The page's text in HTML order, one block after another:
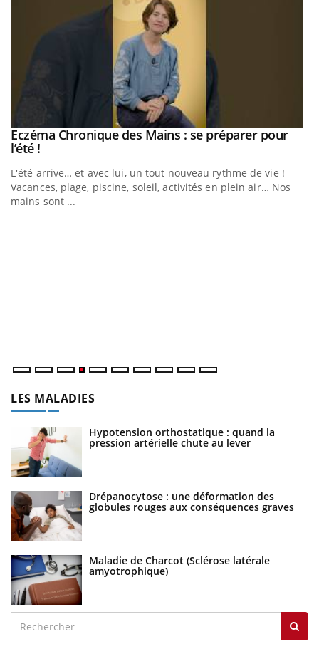
Youtube
Eczéma Chronique des Mains : se préparer pour
l’été !Youtube
L'été arrive… et avec lui, un tout nouveau rythme de vie !
Vacances, plage, piscine, soleil, activités en plein air… Nos
mains sont ...
LES MALADIES
Hypotension orthostatique : quand la
pression artérielle chute au lever
Drépanocytose : une déformation des
globules rouges aux conséquences graves
Maladie de Charcot (Sclérose latérale
amyotrophique)